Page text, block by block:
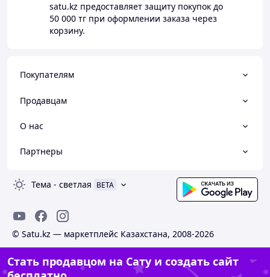
satu.kz предоставляет защиту покупок до
50 000 тг при оформлении заказа через
корзину.
Покупателям
Продавцам
О нас
Партнеры
Тема - светлая BETA
© Satu.kz — маркетплейс Казахстана, 2008-2026
Стать продавцом на Сату и создать сайт